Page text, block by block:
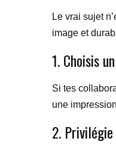
Le vrai sujet
image et
1. Choisis
Si tes
une
2.